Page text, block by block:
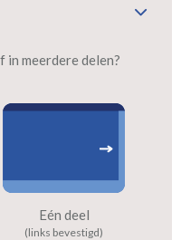
meerdere delen?
Eén deel
(links bevestigd)